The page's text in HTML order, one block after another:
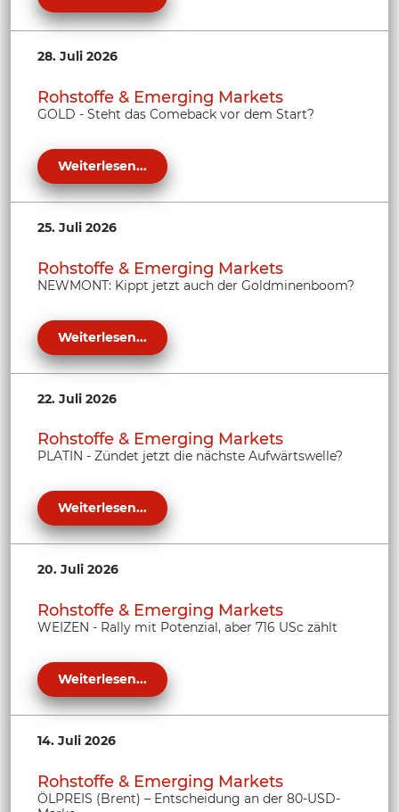
28. Juli 2026
Rohstoffe & Emerging Markets
GOLD - Steht das Comeback vor dem Start?
Weiterlesen...
25. Juli 2026
Rohstoffe & Emerging Markets
NEWMONT: Kippt jetzt auch der Goldminenboom?
Weiterlesen...
22. Juli 2026
Rohstoffe & Emerging Markets
PLATIN - Zündet jetzt die nächste Aufwärtswelle?
Weiterlesen...
20. Juli 2026
Rohstoffe & Emerging Markets
WEIZEN - Rally mit Potenzial, aber 716 USc zählt
Weiterlesen...
14. Juli 2026
Rohstoffe & Emerging Markets
ÖLPREIS (Brent) – Entscheidung an der 80-USD-